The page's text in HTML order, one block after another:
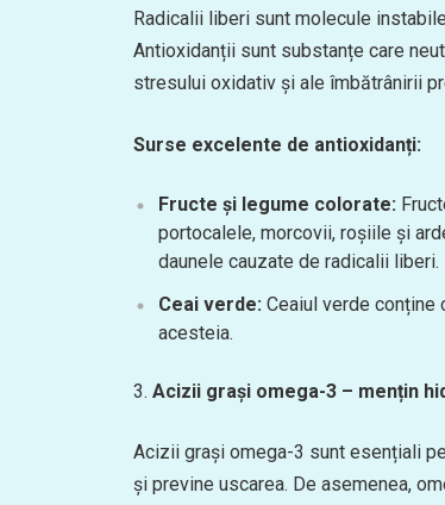
Radicalii liberi sunt molecule
Antioxidanții sunt substanțe care
stresului oxidativ și ale îmbătrânirii
Surse excelente de antioxidanți:
Fructe și legume colorate:
portocalele, morcovii, roșiile și
daunele cauzate de radicalii liberi.
Ceai verde: Ceaiul verde
acesteia.
Acizii grași omega-3 – mențin
Acizii grași omega-3 sunt esențiali
și previne uscarea. De asemenea,